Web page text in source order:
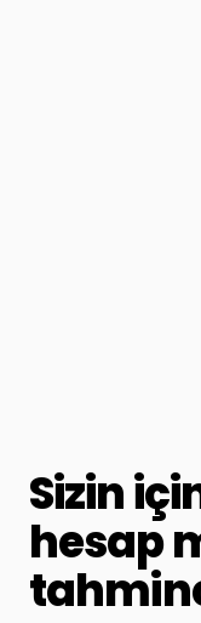
Sizin
hesap